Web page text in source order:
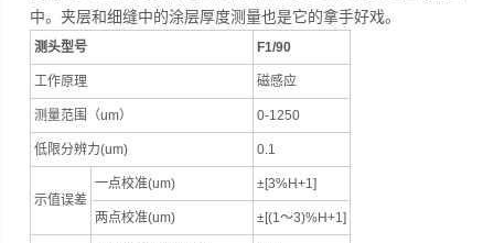
中。夹层和细缝中的涂层厚度测量也是它的拿手好戏。
测头型号 F1/90
工作原理 磁感应
测量范围（um） 0-1250
低限分辨力(um) 0.1
示值误差
一点校准(um) ±[3%H+1]
两点校准(um) ±[(1～3)%H+1]